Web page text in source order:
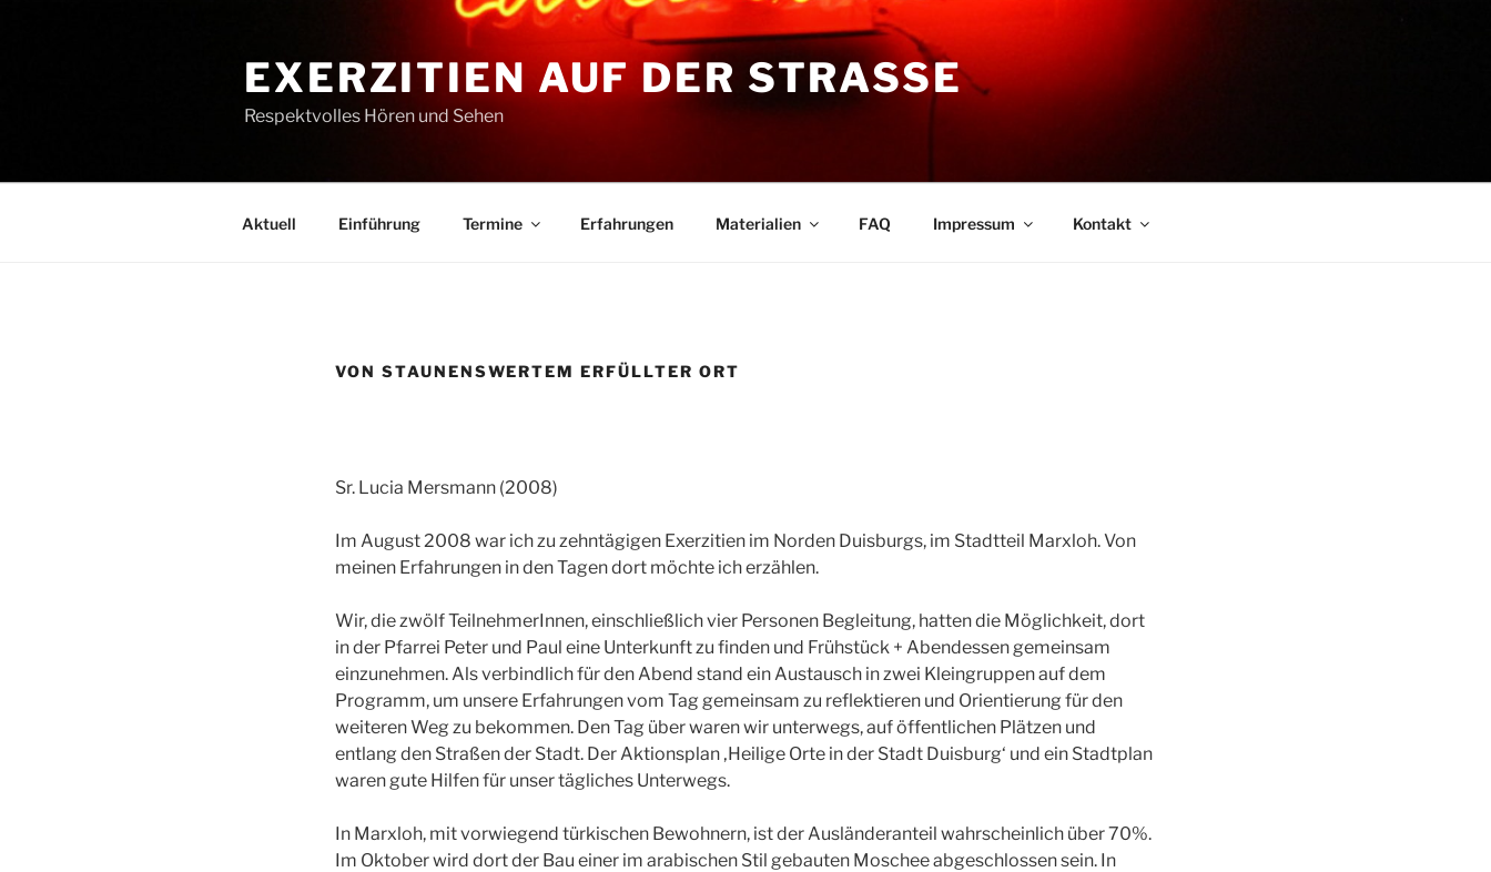
EXERZITIEN AUF DER STRASSE
Respektvolles Hören und Sehen
Aktuell Einführung Termine Erfahrungen Materialien FAQ Impressum Kontakt
VON STAUNENSWERTEM ERFÜLLTER ORT
Sr. Lucia Mersmann (2008)
Im August 2008 war ich zu zehntägigen Exerzitien im Norden Duisburgs, im Stadtteil Marxloh. Von
meinen Erfahrungen in den Tagen dort möchte ich erzählen.
Wir, die zwölf TeilnehmerInnen, einschließlich vier Personen Begleitung, hatten die Möglichkeit, dort
in der Pfarrei Peter und Paul eine Unterkunft zu finden und Frühstück + Abendessen gemeinsam
einzunehmen. Als verbindlich für den Abend stand ein Austausch in zwei Kleingruppen auf dem
Programm, um unsere Erfahrungen vom Tag gemeinsam zu reflektieren und Orientierung für den
weiteren Weg zu bekommen. Den Tag über waren wir unterwegs, auf öffentlichen Plätzen und
entlang den Straßen der Stadt. Der Aktionsplan ‚Heilige Orte in der Stadt Duisburg‘ und ein Stadtplan
waren gute Hilfen für unser tägliches Unterwegs.
In Marxloh, mit vorwiegend türkischen Bewohnern, ist der Ausländeranteil wahrscheinlich über 70%.
Im Oktober wird dort der Bau einer im arabischen Stil gebauten Moschee abgeschlossen sein. In